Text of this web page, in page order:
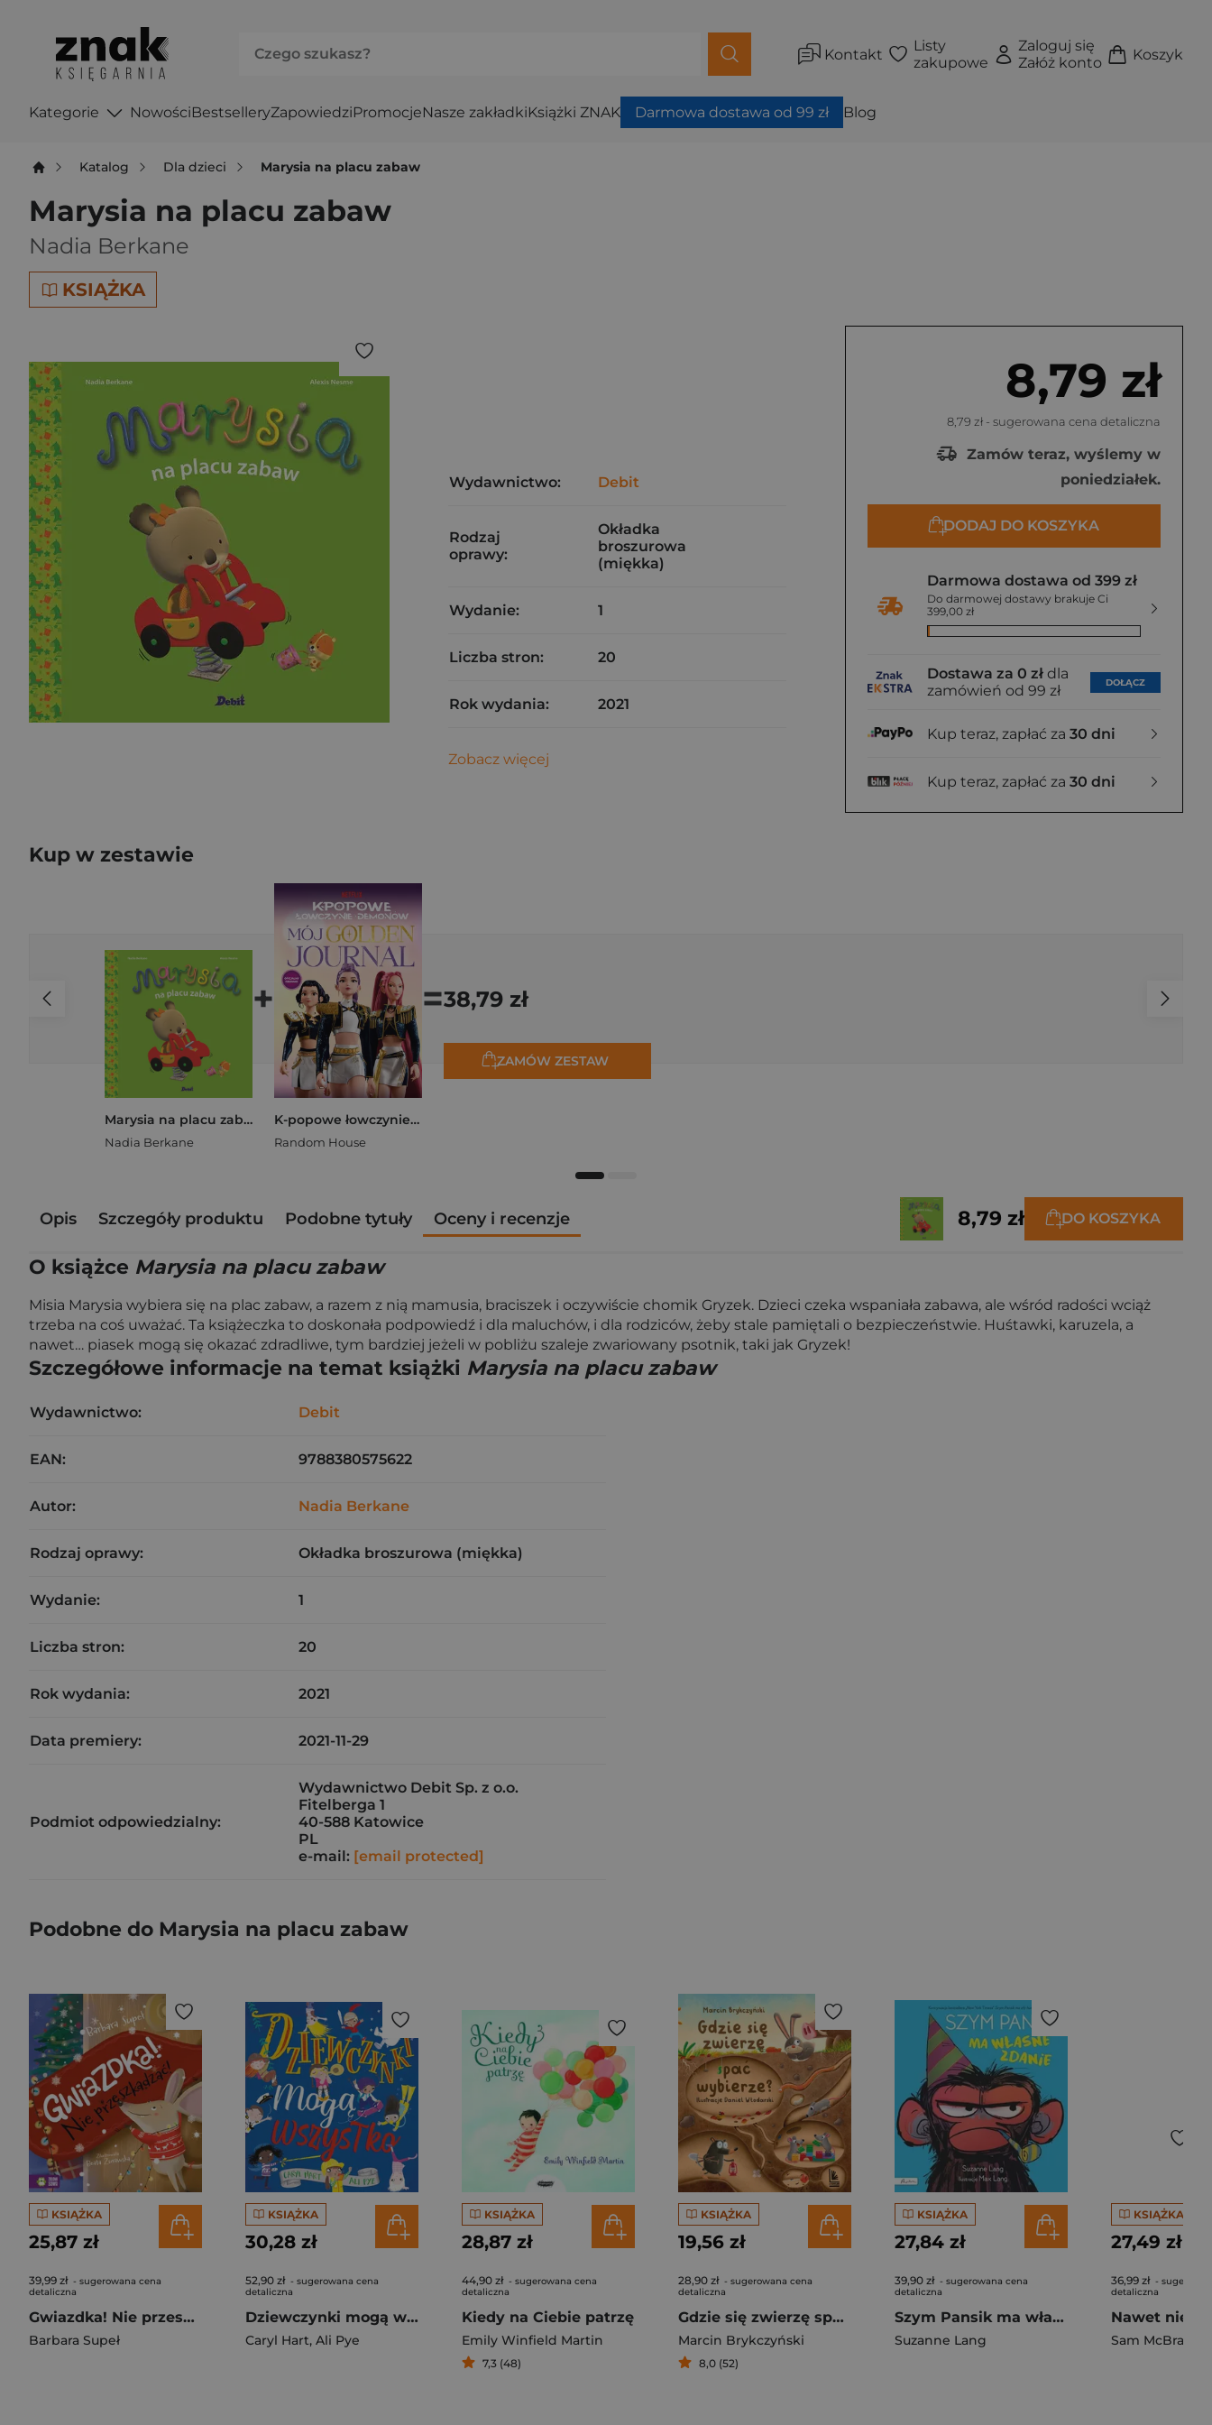
Kontakt
Listy
zakupowe
Zaloguj się
Załóż konto
Koszyk
Kategorie NowościBestselleryZapowiedziPromocjeNasze zakładkiKsiążki ZNAK Darmowa dostawa od 99 zł Blog
Katalog Dla dzieci Marysia na placu zabaw
Marysia na placu zabaw
Nadia Berkane
KSIĄŻKA
8,79 zł
8,79 zł - sugerowana cena detaliczna
Zamów teraz, wyślemy w
poniedziałek.
DODAJ DO KOSZYKA
Darmowa dostawa od 399 zł
Do darmowej dostawy brakuje Ci
399,00 zł
Dostawa za 0 zł dla
zamówień od 99 zł
DOŁĄCZ
Kup teraz, zapłać za 30 dni
Kup teraz, zapłać za 30 dni
Wydawnictwo: Debit
Rodzaj
oprawy:
Okładka
broszurowa
(miękka)
Wydanie: 1
Liczba stron: 20
Rok wydania: 2021
Zobacz więcej
Kup w zestawie
Marysia na placu zabaw
Nadia Berkane
+
K-popowe łowczynie demonów. Mój golden journal. Oficjalny dziennik
Random House
=38,79 zł
ZAMÓW ZESTAW
Opis Szczegóły produktu Podobne tytuły Oceny i recenzje 8,79 zł DO KOSZYKA
O książce Marysia na placu zabaw
Misia Marysia wybiera się na plac zabaw, a razem z nią mamusia, braciszek i oczywiście chomik Gryzek. Dzieci czeka wspaniała zabawa, ale wśród radości wciąż
trzeba na coś uważać. Ta książeczka to doskonała podpowiedź i dla maluchów, i dla rodziców, żeby stale pamiętali o bezpieczeństwie. Huśtawki, karuzela, a
nawet… piasek mogą się okazać zdradliwe, tym bardziej jeżeli w pobliżu szaleje zwariowany psotnik, taki jak Gryzek!
Szczegółowe informacje na temat książki Marysia na placu zabaw
Wydawnictwo: Debit
EAN: 9788380575622
Autor: Nadia Berkane
Rodzaj oprawy: Okładka broszurowa (miękka)
Wydanie: 1
Liczba stron: 20
Rok wydania: 2021
Data premiery: 2021-11-29
Podmiot odpowiedzialny:
Wydawnictwo Debit Sp. z o.o.
Fitelberga 1
40-588 Katowice
PL
e-mail: [email protected]
Podobne do Marysia na placu zabaw
KSIĄŻKA
25,87 zł
39,99 zł - sugerowana cena
detaliczna
Gwiazdka! Nie przeszkadzać!
Barbara Supeł
KSIĄŻKA
30,28 zł
52,90 zł - sugerowana cena
detaliczna
Dziewczynki mogą wszystko
Caryl Hart, Ali Pye
KSIĄŻKA
28,87 zł
44,90 zł - sugerowana cena
detaliczna
Kiedy na Ciebie patrzę
Emily Winfield Martin
7,3 (48)
KSIĄŻKA
19,56 zł
28,90 zł - sugerowana cena
detaliczna
Gdzie się zwierzę spać wybierze?
Marcin Brykczyński
8,0 (52)
KSIĄŻKA
27,84 zł
39,90 zł - sugerowana cena
detaliczna
Szym Pansik ma własne zdanie
Suzanne Lang
KSIĄŻKA
27,49 zł
36,99 zł -
detaliczna
Sam